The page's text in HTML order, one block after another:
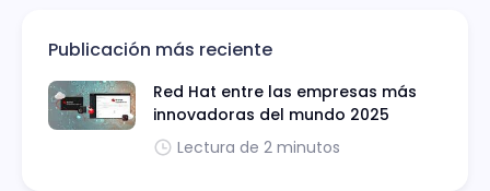
Publicación más reciente
Red Hat entre las empresas más
innovadoras del mundo 2025
Lectura de 2 minutos